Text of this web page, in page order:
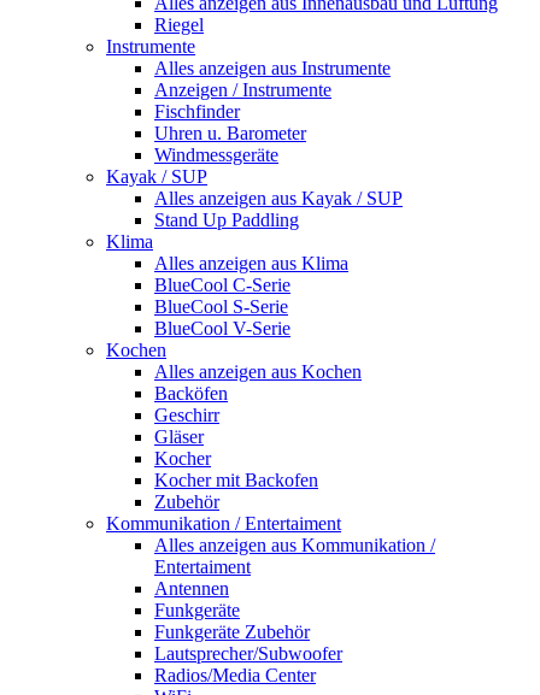
Riegel
Instrumente
Alles anzeigen aus Instrumente
Anzeigen / Instrumente
Fischfinder
Uhren u. Barometer
Windmessgeräte
Kayak / SUP
Alles anzeigen aus Kayak / SUP
Stand Up Paddling
Klima
Alles anzeigen aus Klima
BlueCool C-Serie
BlueCool S-Serie
BlueCool V-Serie
Kochen
Alles anzeigen aus Kochen
Backöfen
Geschirr
Gläser
Kocher
Kocher mit Backofen
Zubehör
Kommunikation / Entertaiment
Alles anzeigen aus Kommunikation /
Entertaiment
Antennen
Funkgeräte
Funkgeräte Zubehör
Lautsprecher/Subwoofer
Radios/Media Center